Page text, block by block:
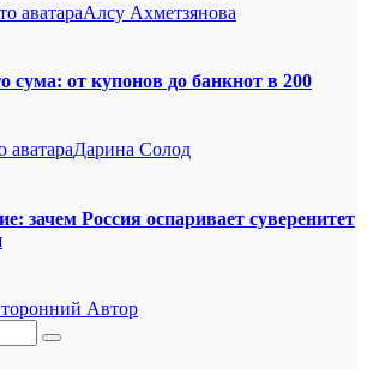
Алсу Ахметзянова
сума: от купонов до банкнот в 200
Дарина Солод
зачем Россия оспаривает суверенитет
Автор